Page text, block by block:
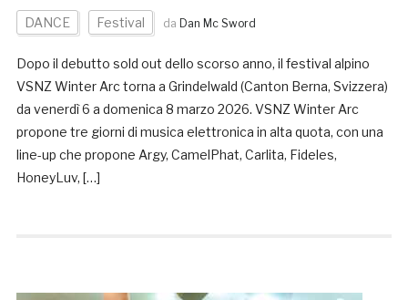
DANCE Festival da Dan Mc Sword
Dopo il debutto sold out dello scorso anno, il festival alpino
VSNZ Winter Arc torna a Grindelwald (Canton Berna, Svizzera)
da venerdì 6 a domenica 8 marzo 2026. VSNZ Winter Arc
propone tre giorni di musica elettronica in alta quota, con una
line-up che propone Argy, CamelPhat, Carlita, Fideles,
HoneyLuv, […]